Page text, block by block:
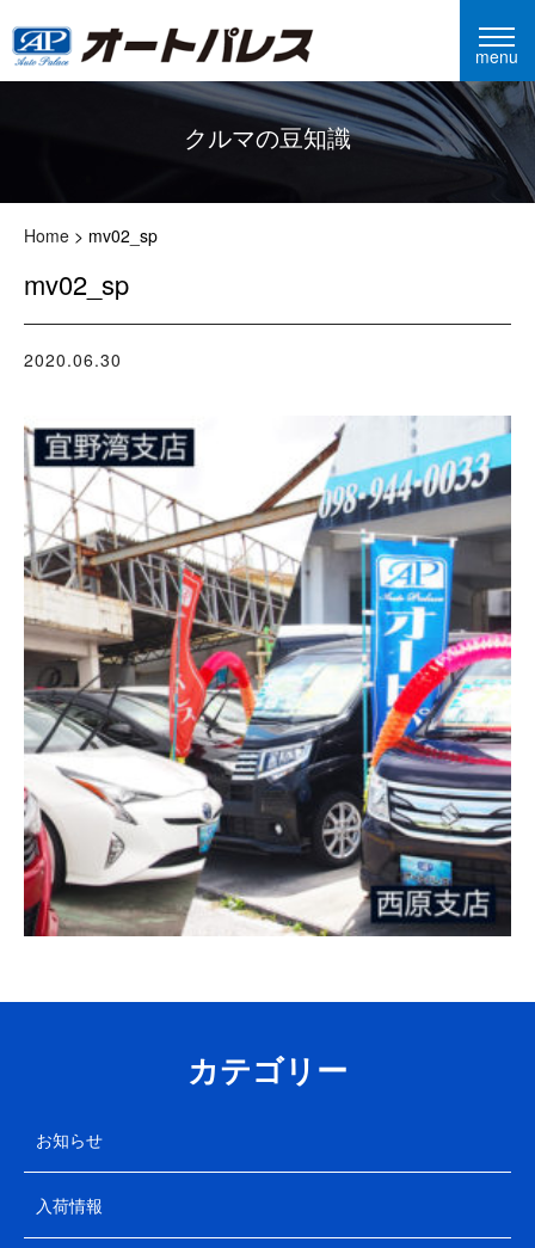
menu
クルマの豆知識
Home > mv02_sp
mv02_sp
2020.06.30
カテゴリー
お知らせ
入荷情報